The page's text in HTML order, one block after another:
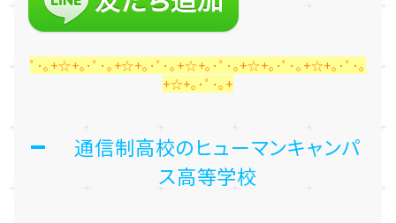
ﾟ･｡+☆+｡･ﾟ･｡+☆+｡･ﾟ･｡+☆+｡･ﾟ･｡+☆+｡･ﾟ･｡+☆+｡･ﾟ･｡
+☆+｡･ﾟ･｡+
通信制高校のヒューマンキャンパ
ス高等学校